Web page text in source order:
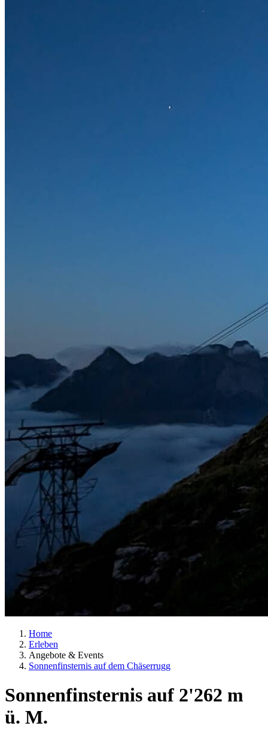
Home
Erleben
Angebote & Events
Sonnenfinsternis auf dem Chäserrugg
Sonnenfinsternis auf 2'262 m
ü. M.